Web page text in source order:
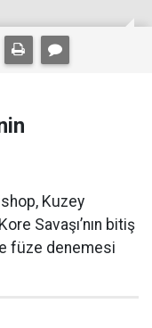
Kuzey
Savaşı’nın bitiş
füze denemesi